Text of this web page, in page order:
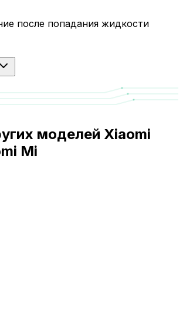
после попадания жидкости
моделей Xiaomi
Mi